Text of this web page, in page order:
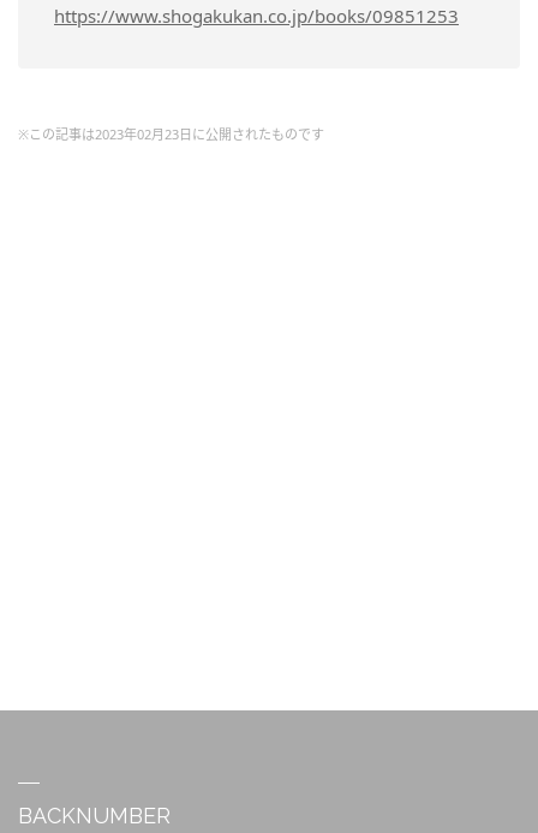
https://www.shogakukan.co.jp/books/09851253
※この記事は2023年02月23日に公開されたものです
BACKNUMBER